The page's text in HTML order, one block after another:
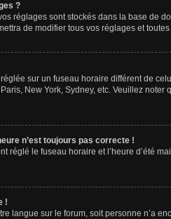
?
réglages sont stockés dans la base de
de modifier tous vos réglages et
réglée sur un fuseau horaire différent de
New York, Sydney, etc. Veuillez
n’est toujours pas correcte !
réglé le fuseau horaire et l’heure d’été
!
langue sur le forum, soit personne n’a